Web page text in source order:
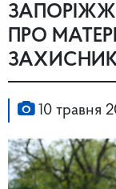
ПРО
10 травня